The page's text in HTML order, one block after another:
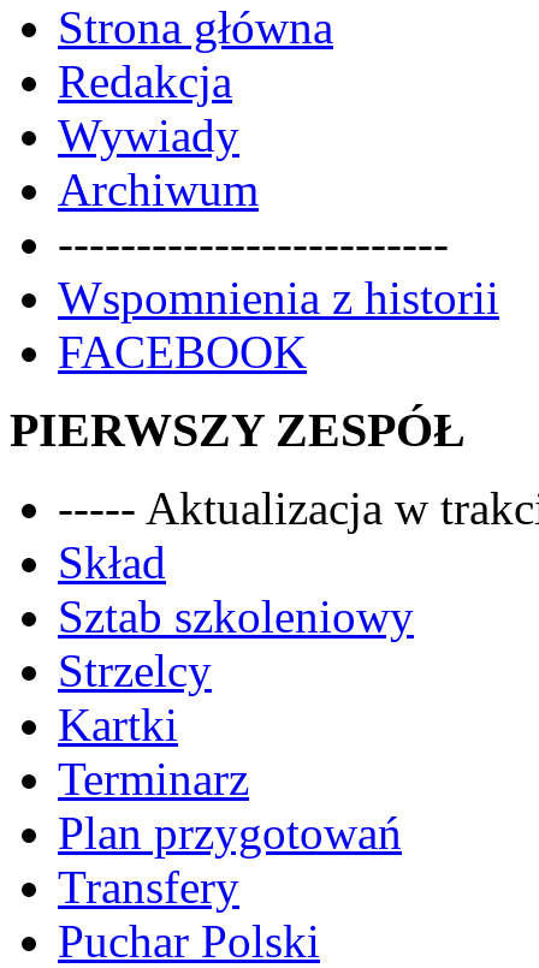
Strona główna
Redakcja
Wywiady
Archiwum
-------------------------
Wspomnienia z historii
FACEBOOK
PIERWSZY ZESPÓŁ
----- Aktualizacja w
Skład
Sztab szkoleniowy
Strzelcy
Kartki
Terminarz
Plan przygotowań
Transfery
Puchar Polski